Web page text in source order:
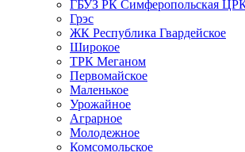
ГБУЗ РК Симферопольская
Грэс
ЖК Республика Гвардейское
Широкое
ТРК Меганом
Первомайское
Маленькое
Урожайное
Аграрное
Молодежное
Комсомольское